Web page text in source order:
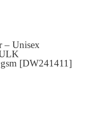
– Unisex
[DW241411]